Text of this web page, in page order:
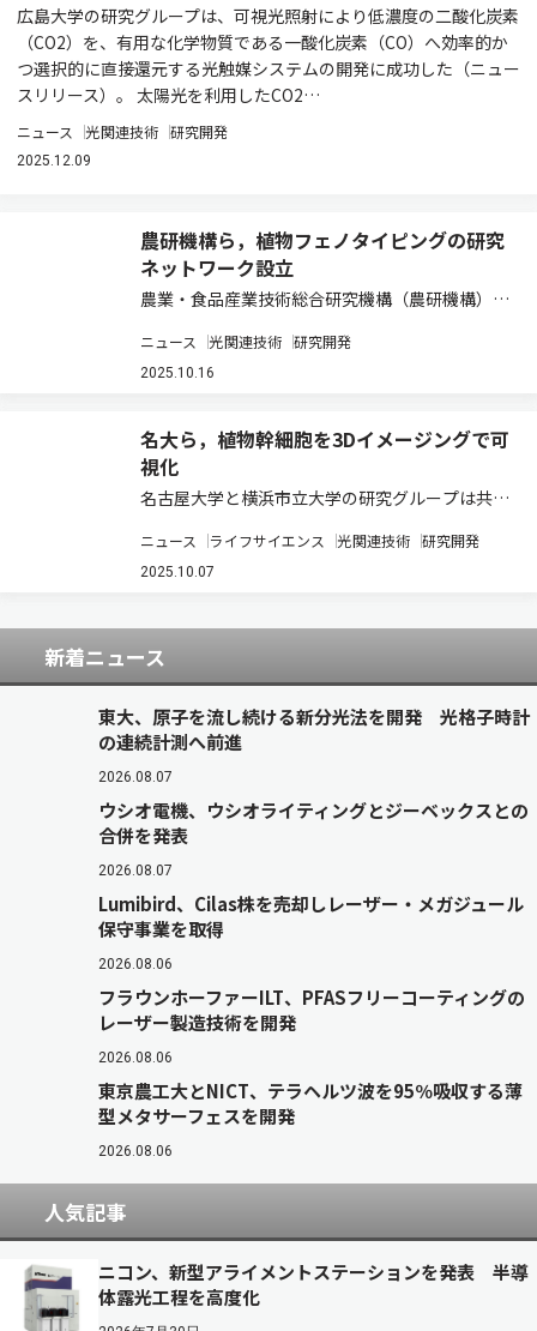
広島大学の研究グループは、可視光照射により低濃度の二酸化炭素
（CO2）を、有用な化学物質である一酸化炭素（CO）へ効率的か
つ選択的に直接還元する光触媒システムの開発に成功した（ニュー
スリリース）。 太陽光を利用したCO2…
ニュース 光関連技術 研究開発
2025.12.09
農研機構ら，植物フェノタイピングの研究
ネットワーク設立
農業・食品産業技術総合研究機構（農研機構）と
Food and the Environment （INRAE）は，
Joint Li…
ニュース 光関連技術 研究開発
2025.10.16
名大ら，植物幹細胞を3Dイメージングで可
視化
名古屋大学と横浜市立大学の研究グループは共同
メリステム」を対象に，組織構造を維持したま
ま，1細胞解像度で3Dイメージングする免疫染色
ニュース ライフサイエンス 光関連技術 研究開発
2025.10.07
新着ニュース
東大、原子を流し続ける新分光法を開発 光格子時計
の連続計測へ前進
2026.08.07
ウシオ電機、ウシオライティングとジーベックスとの
合併を発表
2026.08.07
Lumibird、Cilas株を売却しレーザー・メガジュール
保守事業を取得
2026.08.06
フラウンホーファーILT、PFASフリーコーティングの
レーザー製造技術を開発
2026.08.06
東京農工大とNICT、テラヘルツ波を95％吸収する薄
型メタサーフェスを開発
2026.08.06
人気記事
ニコン、新型アライメントステーションを発表 半導
体露光工程を高度化